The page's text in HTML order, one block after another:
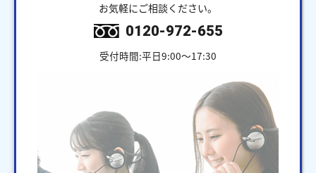
お気軽にご相談ください。
0120-972-655
受付時間:平日9:00～17:30